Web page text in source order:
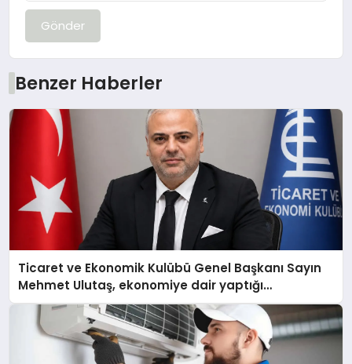
Gönder
Benzer Haberler
Ticaret ve Ekonomik Kulübü Genel Başkanı Sayın
Mehmet Ulutaş, ekonomiye dair yaptığı
açıklamada şunları kaydetti: